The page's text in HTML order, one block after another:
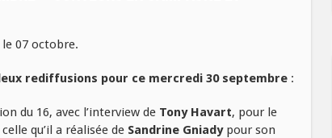
le 07 octobre.
rediffusions pour ce mercredi 30 septembre:
du 16, avec l’interview de Tony Havart, pour le
qu’il a réalisée de Sandrine Gniadypour son